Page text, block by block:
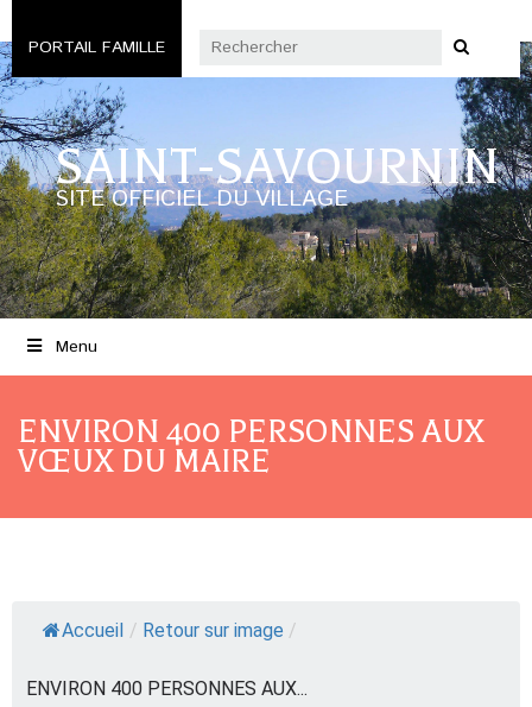
PORTAIL FAMILLE
SAINT-SAVOURNIN
SITE OFFICIEL DU VILLAGE
Menu
ENVIRON 400 PERSONNES AUX
VŒUX DU MAIRE
Accueil / Retour sur image /
ENVIRON 400 PERSONNES AUX...